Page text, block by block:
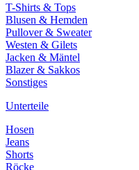
T-Shirts & Tops
Blusen & Hemden
Pullover & Sweater
Westen & Gilets
Jacken & Mäntel
Blazer & Sakkos
Sonstiges
Unterteile
Hosen
Jeans
Shorts
Röcke